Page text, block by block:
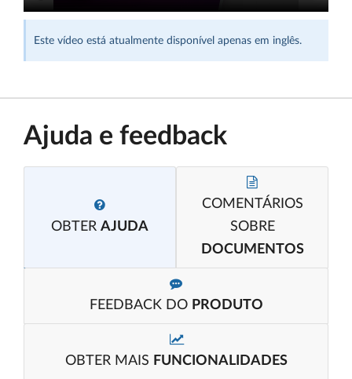
Este vídeo está atualmente disponível apenas em inglês.
Ajuda e feedback
OBTER AJUDA
COMENTÁRIOS
SOBRE
DOCUMENTOS
FEEDBACK DO PRODUTO
OBTER MAIS FUNCIONALIDADES